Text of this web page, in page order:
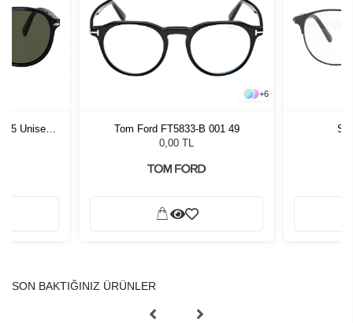
55 Unisex
+6
Tom Ford FT5833-B 001 49
0,00 TL
SON BAKTIĞINIZ ÜRÜNLER